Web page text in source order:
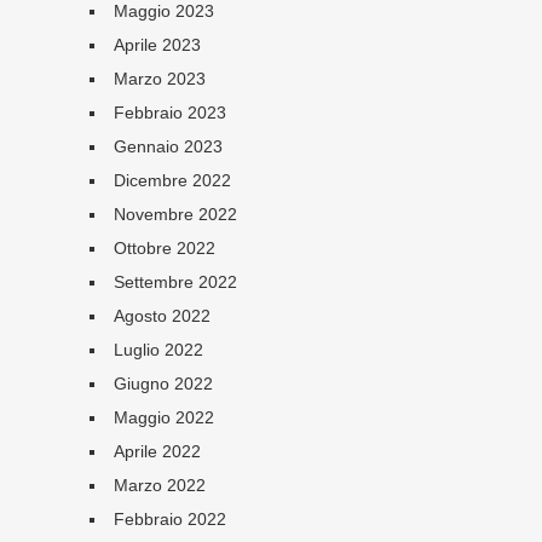
Maggio 2023
Aprile 2023
Marzo 2023
Febbraio 2023
Gennaio 2023
Dicembre 2022
Novembre 2022
Ottobre 2022
Settembre 2022
Agosto 2022
Luglio 2022
Giugno 2022
Maggio 2022
Aprile 2022
Marzo 2022
Febbraio 2022